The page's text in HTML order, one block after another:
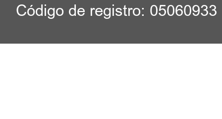
Código de registro: 05060933